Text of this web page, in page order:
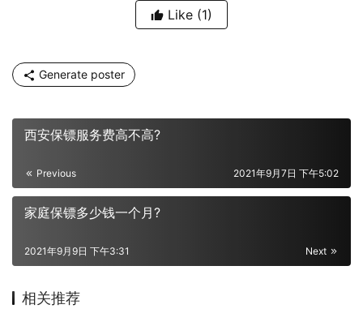
Like (1)
Generate poster
西安保镖服务费高不高?
Previous 2021年9月7日 下午5:02
家庭保镖多少钱一个月?
Next
2021年9月9日 下午3:31
相关推荐